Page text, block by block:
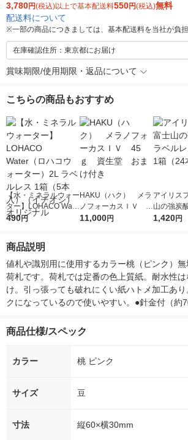
3,780円(税込)以上で基本配送料550円(税込)無料
配送料について
※一部の商品につきましては、基本配送料を当社が負担
在庫確認住所：東京都にお届け
賞味期限/使用期限・返品について
こちらの商品もおすすめ
【水・ミネラルウォー
ター】LOHACO Wate
r（ロハコウォータ
シ） オリジナル
490円
HAKU（ハク） メラ
ノフォーカスＩＶ 4
5ｇ 資生堂 おまけ
11,000円
アイリス
山の強炭
レス
1,420円
商品説明
値札や識別用に使用するカラー桃（ピンク）無
荷札です。荷札では定番の色上質紙。耐水性
け。引っ張っても破れにくい紙ハトメ加工あ
クになっているので使いやすい。●針金付（約
商品仕様/スペック
カラー 桃 ピンク
サイズ 豆
寸法 縦60×横30mm